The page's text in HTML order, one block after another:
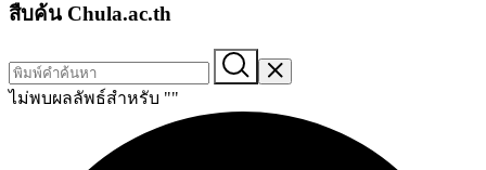
สืบค้น Chula.ac.th
ไม่พบผลลัพธ์สำหรับ ""